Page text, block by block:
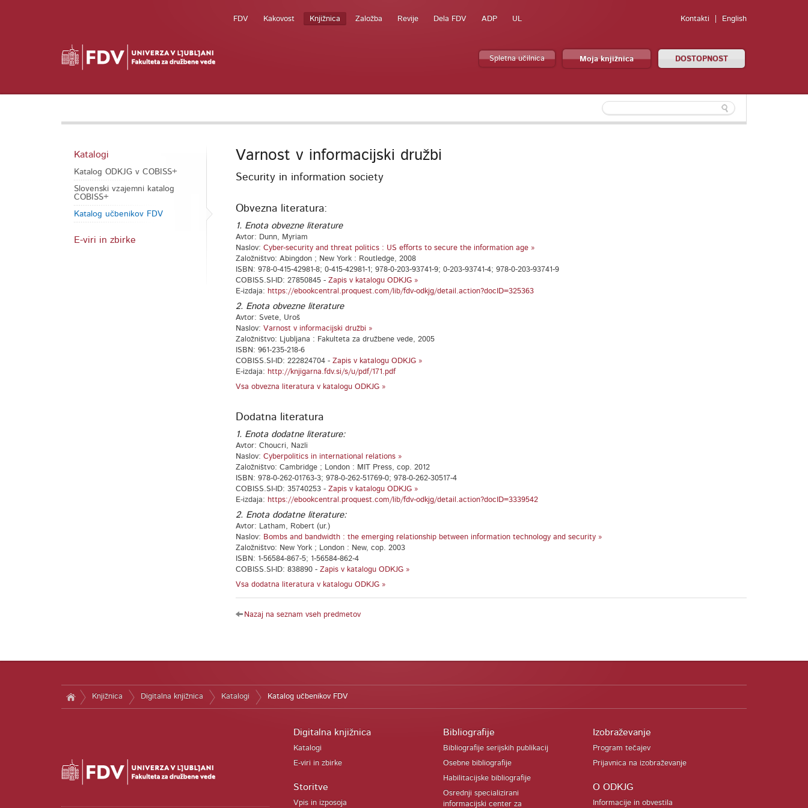
FDV Kakovost Knjižnica Založba Revije Dela FDV ADP UL Kontakti English
Spletna učilnica Moja knjižnica DOSTOPNOST
Katalogi
Katalog ODKJG v COBISS+
Slovenski vzajemni katalog
COBISS+
Katalog učbenikov FDV
E-viri in zbirke
Varnost v informacijski družbi
Security in information society
Obvezna literatura:
1. Enota obvezne literature
Avtor: Dunn, Myriam
Naslov: Cyber-security and threat politics : US efforts to secure the information age »
Založništvo: Abingdon ; New York : Routledge, 2008
ISBN: 978-0-415-42981-8; 0-415-42981-1; 978-0-203-93741-9; 0-203-93741-4; 978-0-203-93741-9
COBISS.SI-ID: 27850845 - Zapis v katalogu ODKJG »
E-izdaja: https://ebookcentral.proquest.com/lib/fdv-odkjg/detail.action?docID=325363
2. Enota obvezne literature
Avtor: Svete, Uroš
Naslov: Varnost v informacijski družbi »
Založništvo: Ljubljana : Fakulteta za družbene vede, 2005
ISBN: 961-235-218-6
COBISS.SI-ID: 222824704 - Zapis v katalogu ODKJG »
E-izdaja: http://knjigarna.fdv.si/s/u/pdf/171.pdf
Vsa obvezna literatura v katalogu ODKJG »
Dodatna literatura
1. Enota dodatne literature:
Avtor: Choucri, Nazli
Naslov: Cyberpolitics in international relations »
Založništvo: Cambridge ; London : MIT Press, cop. 2012
ISBN: 978-0-262-01763-3; 978-0-262-51769-0; 978-0-262-30517-4
COBISS.SI-ID: 35740253 - Zapis v katalogu ODKJG »
E-izdaja: https://ebookcentral.proquest.com/lib/fdv-odkjg/detail.action?docID=3339542
2. Enota dodatne literature:
Avtor: Latham, Robert (ur.)
Naslov: Bombs and bandwidth : the emerging relationship between information technology and security »
Založništvo: New York ; London : New, cop. 2003
ISBN: 1-56584-867-5; 1-56584-862-4
COBISS.SI-ID: 838890 - Zapis v katalogu ODKJG »
Vsa dodatna literatura v katalogu ODKJG »
Nazaj na seznam vseh predmetov
Knjižnica Digitalna knjižnica Katalogi Katalog učbenikov FDV
Digitalna knjižnica
Katalogi
E-viri in zbirke
Storitve
Vpis in izposoja
Bibliografije
Bibliografije serijskih publikacij
Osebne bibliografije
Habilitacijske bibliografije
Osrednji specializirani
informacijski center za
Izobraževanje
Program tečajev
Prijavnica na izobraževanje
O ODKJG
Informacije in obvestila